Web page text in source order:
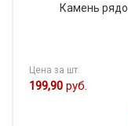
Камень
Цена за шт.
199,90 руб.